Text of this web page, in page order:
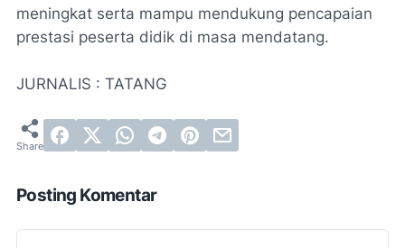
meningkat serta mampu mendukung pencapaian
prestasi peserta didik di masa mendatang.
JURNALIS : TATANG
Posting Komentar